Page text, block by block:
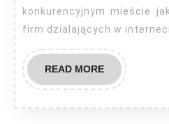
konkurencyjnym mieście
firm działających w
READ MOREREAD
MORE